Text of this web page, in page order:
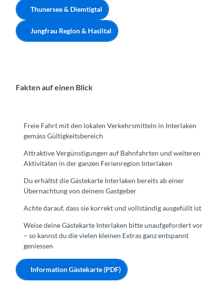
Thunersee & Diemtigtal
Jungfrau Region & Haslital
Fakten auf einen Blick
Freie Fahrt mit den lokalen Verkehrsmitteln in Interlaken
gemäss Gültigkeitsbereich
Attraktive Vergünstigungen auf Bahnfahrten und weiteren
Aktivitäten in der ganzen Ferienregion Interlaken
Du erhältst die Gästekarte Interlaken bereits ab einer
Übernachtung von deinem Gastgeber
Achte darauf, dass sie korrekt und vollständig ausgefüllt ist
Weise deine Gästekarte Interlaken bitte unaufgefordert vor
– so kannst du die vielen kleinen Extras ganz entspannt
geniessen
Information Gästekarte (PDF)